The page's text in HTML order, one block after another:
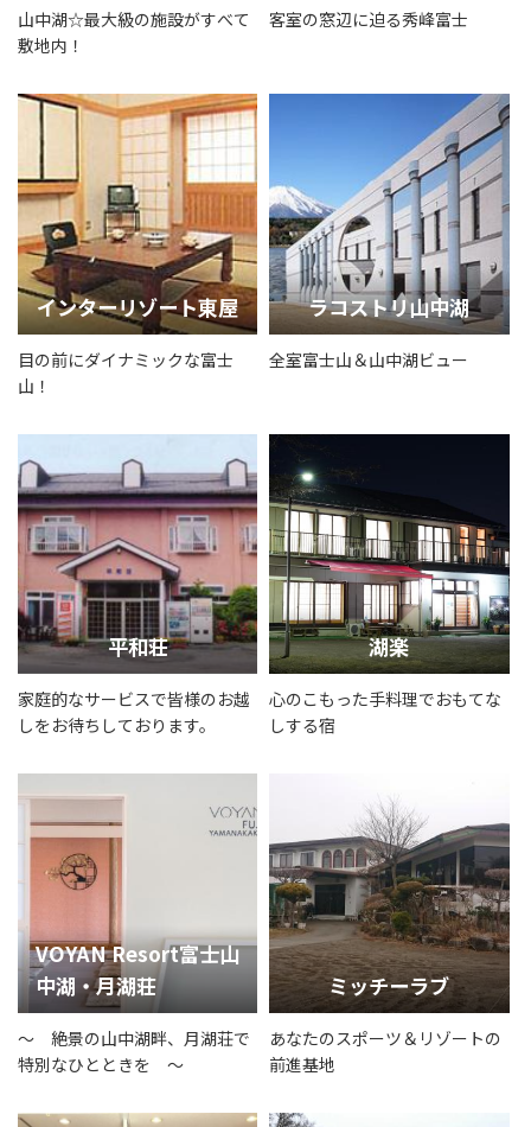
山中湖☆最大級の施設がすべて
敷地内！
客室の窓辺に迫る秀峰富士
インターリゾート東屋
目の前にダイナミックな富士
山！
ラコストリ山中湖
全室富士山＆山中湖ビュー
平和荘
家庭的なサービスで皆様のお越
しをお待ちしております。
湖楽
心のこもった手料理でおもてな
しする宿
VOYAN Resort富士山
中湖・月湖荘
～ 絶景の山中湖畔、月湖荘で
特別なひとときを ～
ミッチーラブ
あなたのスポーツ＆リゾートの
前進基地